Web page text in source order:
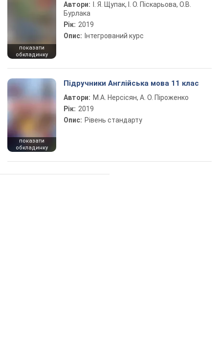
показати
обкладинку
Автори:
І. Я. Щупак, І. О. Піскарьова, О.В.
Бурлака
Рік: 2019
Опис: Інтегрований курс
показати
обкладинку
Підручники Англійська мова 11 клас
Автори: М.А. Нерсісян, А. О. Піроженко
Рік: 2019
Опис: Рівень стандарту